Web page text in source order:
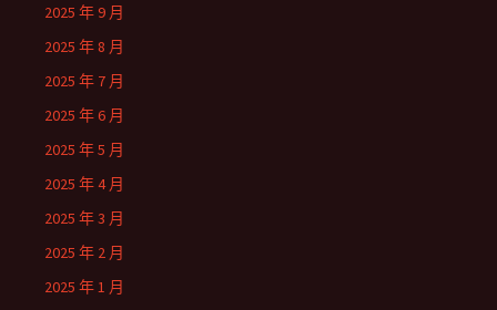
2025 年 9 月
2025 年 8 月
2025 年 7 月
2025 年 6 月
2025 年 5 月
2025 年 4 月
2025 年 3 月
2025 年 2 月
2025 年 1 月